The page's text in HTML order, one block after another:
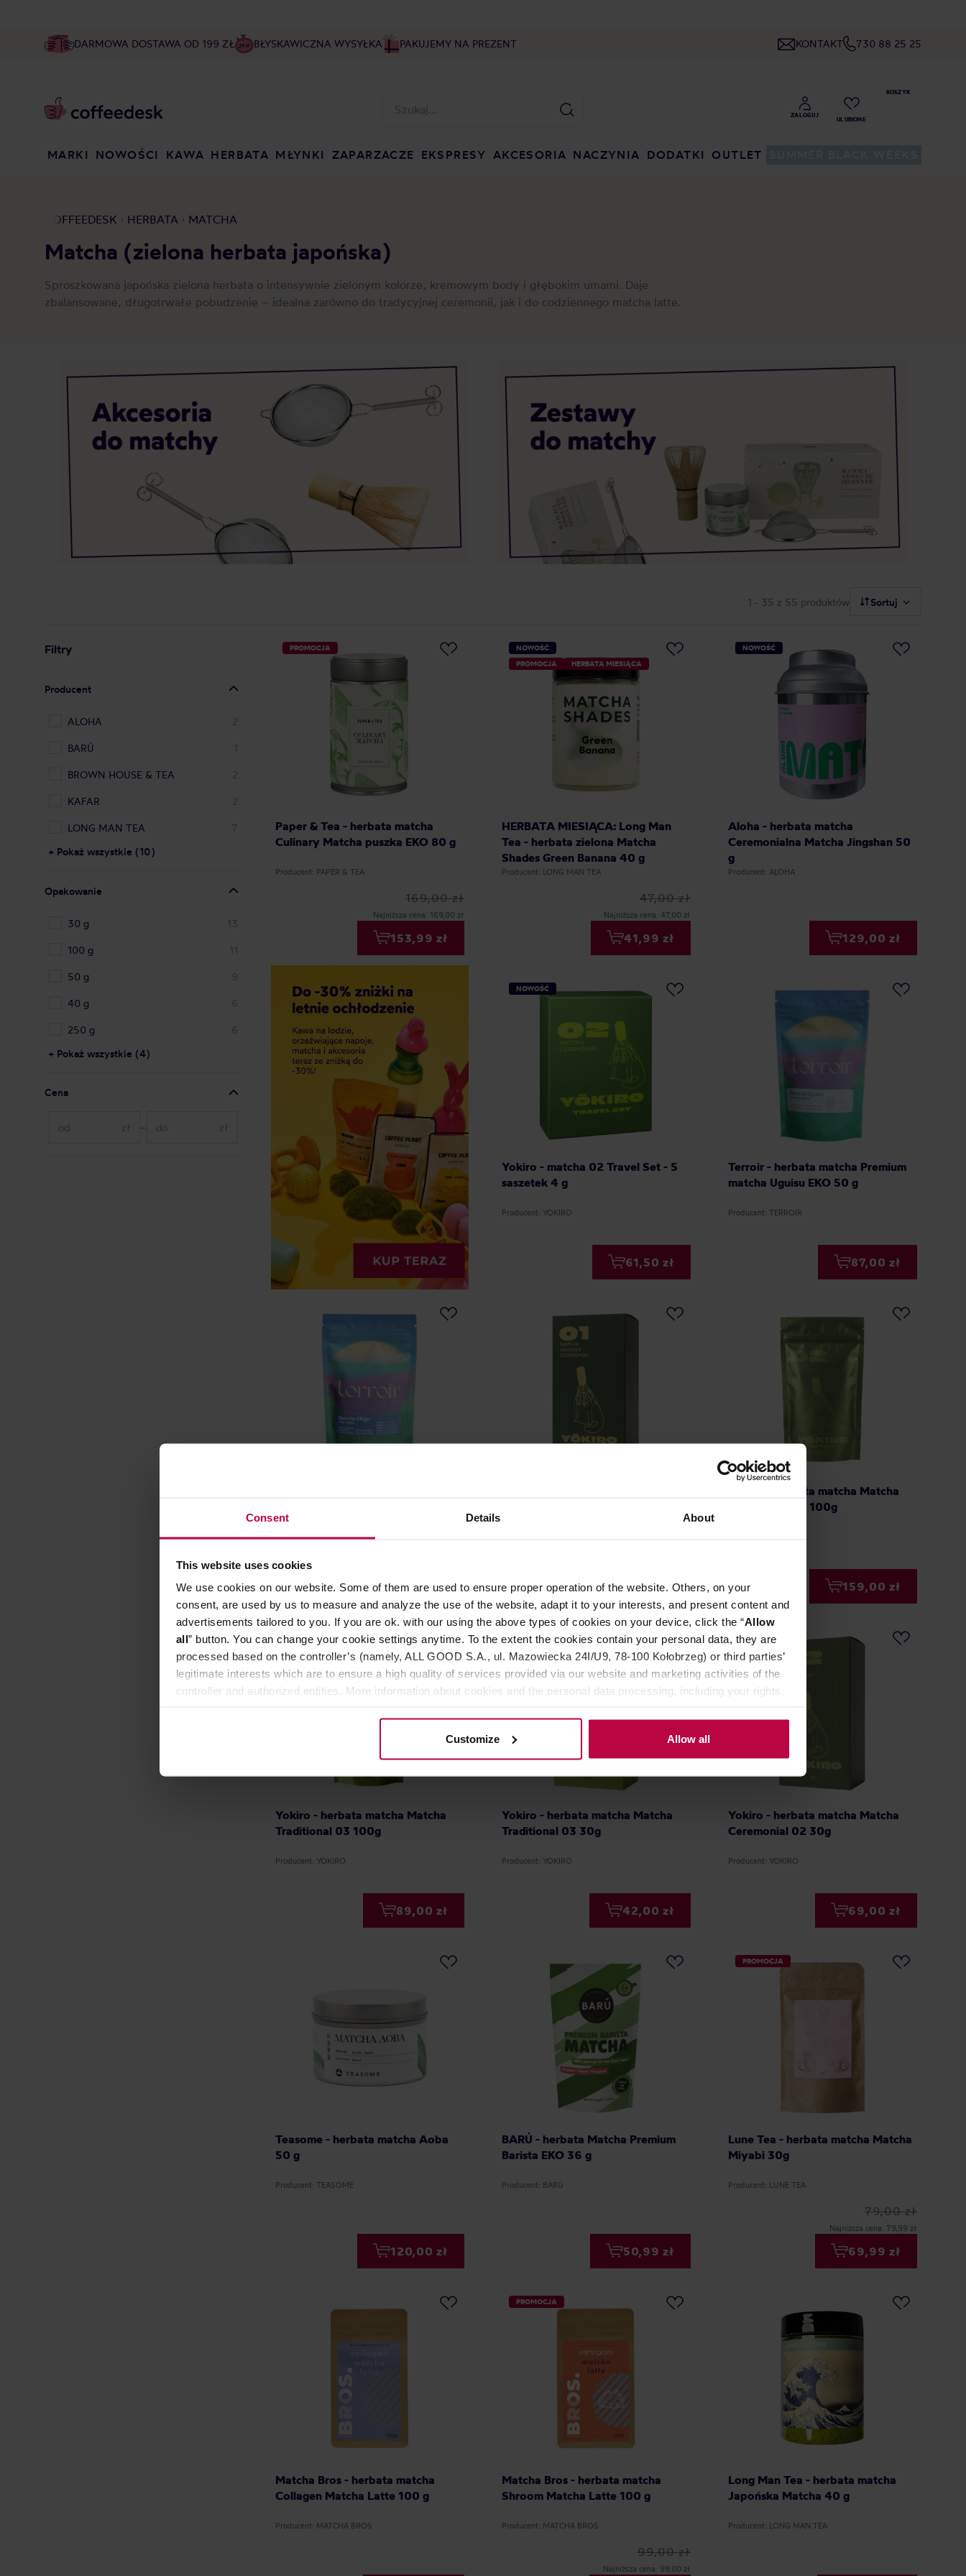
Consent Details About
This website uses cookies
We use cookies on our website. Some of them are used to ensure proper operation of the website. Others, on your
consent, are used by us to measure and analyze the use of the website, adapt it to your interests, and present content and
advertisements tailored to you. If you are ok. with our using the above types of cookies on your device, click the “Allow
all” button. You can change your cookie settings anytime. To the extent the cookies contain your personal data, they are
processed based on the controller’s (namely, ALL GOOD S.A., ul. Mazowiecka 24I/U9, 78-100 Kołobrzeg) or third parties’
legitimate interests which are to ensure a high quality of services provided via our website and marketing activities of the
controller and authorized entities. More information about cookies and the personal data processing, including your rights,
Customize Allow all
DARMOWA DOSTAWA OD 199 ZŁ BŁYSKAWICZNA WYSYŁKA PAKUJEMY NA PREZENT KONTAKT 730 88 25 25
MARKI NOWOŚCI KAWA HERBATA MŁYNKI ZAPARZACZE EKSPRESY AKCESORIA NACZYNIA DODATKI OUTLET
COFFEEDESK HERBATA MATCHA
Matcha (zielona herbata japońska)
Sproszkowana japońska zielona herbata o intensywnie zielonym kolorze, kremowym body i głębokim umami. Daje
zbalansowane, długotrwałe pobudzenie – idealna zarówno do tradycyjnej ceremonii, jak i do codziennego matcha latte.
1 - 35 z 55 produktów Sortuj
Filtry
Producent
ALOHA 2
BARÚ
BROWN HOUSE & TEA 2
KAFAR 2
LONG MAN TEA
7
+ Pokaż wszystkie (10)
Opakowanie
30 g 13
100 g
50 g
40 g
250 g
+ Pokaż wszystkie (4)
Cena
zł – zł
PROMOCJA
Paper & Tea - herbata matcha
Culinary Matcha puszka EKO 80 g
Producent: PAPER & TEA
169,00 zł
Najniższa cena: 169,00 zł
153,99 zł
NOWOŚĆ
PROMOCJA
HERBATA MIESIĄCA
HERBATA MIESIĄCA: Long Man
Tea - herbata zielona Matcha
Shades Green Banana 40 g
Producent: LONG MAN TEA
47,00 zł
Najniższa cena: 47,00 zł
41,99 zł
NOWOŚĆ
Aloha - herbata matcha
Ceremonialna Matcha Jingshan 50
g
Producent: ALOHA
129,00 zł
NOWOŚĆ
Yokiro - matcha 02 Travel Set - 5
saszetek 4 g
Producent: YOKIRO
61,50 zł
Terroir - herbata matcha Premium
matcha Uguisu EKO 50 g
Producent: TERROIR
87,00 zł
Producent: TERROIR
57,00 zł 179,00 zł
Yokiro - herbata matcha Matcha
Ceremonial 02 100g
159,00 zł
Yokiro - herbata matcha Matcha
Traditional 03 100g
Producent: YOKIRO
89,00 zł
Yokiro - herbata matcha Matcha
Traditional 03 30g
Producent: YOKIRO
42,00 zł
Yokiro - herbata matcha Matcha
Ceremonial 02 30g
Producent: YOKIRO
69,00 zł
Teasome - herbata matcha Aoba
50 g
Producent: TEASOME
120,00 zł
BARÚ - herbata Matcha Premium
Barista EKO 36 g
Producent: BARÚ
50,99 zł
PROMOCJA
Lune Tea - herbata matcha Matcha
Miyabi 30g
Producent: LUNE TEA
79,00 zł
Najniższa cena: 79,99 zł
69,99 zł
Matcha Bros - herbata matcha
Collagen Matcha Latte 100 g
Producent: MATCHA BROS
PROMOCJA
Matcha Bros - herbata matcha
Shroom Matcha Latte 100 g
Producent: MATCHA BROS
99,00 zł
Najniższa cena: 99,00 zł
Long Man Tea - herbata matcha
Japońska Matcha 40 g
Producent: LONG MAN TEA